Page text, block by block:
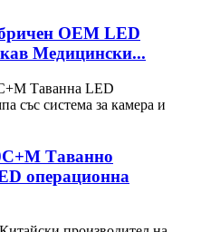
OEM LED
Медицински...
Таванно
операционна